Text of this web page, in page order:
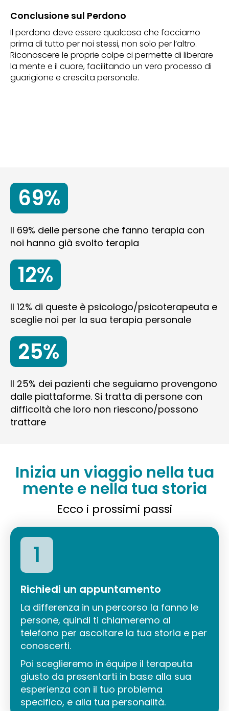
Conclusione sul Perdono
Il perdono deve essere qualcosa che facciamo
prima di tutto per noi stessi, non solo per l’altro.
Riconoscere le proprie colpe ci permette di liberare
la mente e il cuore, facilitando un vero processo di
guarigione e crescita personale.
69%
Il 69% delle persone che fanno terapia con
noi hanno già svolto terapia
12%
Il 12% di queste è psicologo/psicoterapeuta e
sceglie noi per la sua terapia personale
25%
Il 25% dei pazienti che seguiamo provengono
dalle piattaforme. Si tratta di persone con
difficoltà che loro non riescono/possono
trattare
Inizia un viaggio nella tua
mente e nella tua storia
Ecco i prossimi passi
1
Richiedi un appuntamento
La differenza in un percorso la fanno le
persone, quindi ti chiameremo al
telefono per ascoltare la tua storia e per
conoscerti.
Poi sceglieremo in équipe il terapeuta
giusto da presentarti in base alla sua
esperienza con il tuo problema
specifico, e alla tua personalità.